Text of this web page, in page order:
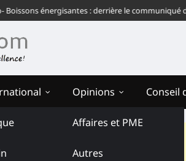
énergisantes : derrière le communiqué du
Opinions
Affaires et PME
Autres
Conseil